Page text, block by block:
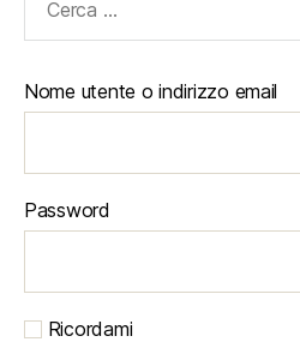
Nome utente o indirizzo email
Password
Ricordami